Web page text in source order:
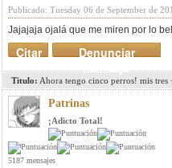
Publicado: Tuesday 06 de September de
Jajajaja ojalá que me miren por lo
Denunciar
mensaje
Citar
Titulo: Ahora tengo cinco perros! mis
Patrinas
¡Adicto Total!
5187 mensajes